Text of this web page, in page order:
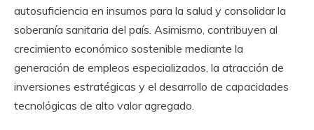
autosuficiencia en insumos para la salud y consolidar la
soberanía sanitaria del país. Asimismo, contribuyen al
crecimiento económico sostenible mediante la
generación de empleos especializados, la atracción de
inversiones estratégicas y el desarrollo de capacidades
tecnológicas de alto valor agregado.